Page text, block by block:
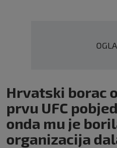
Hrvatski borac
prvu UFC
onda mu je
organizacija